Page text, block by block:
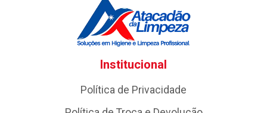
Institucional
Política de Privacidade